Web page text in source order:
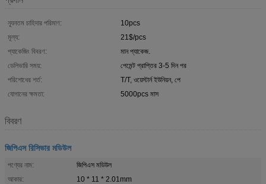
ন্যূনতম চাহিদার পরিমাণ:
10pcs
মূল্য:
21$/pcs
প্যাকেজিং বিবরণ:
মান প্যাকেজ.
ডেলিভারি সময়:
পেমেন্ট প্রাপ্তির 3-5 দিন পর
পরিশোধের শর্ত:
T/T, ওয়েস্টার্ন ইউনিয়ন, পে
যোগানের ক্ষমতা:
5000pcs মাস
বিবরণ
জিপিএস রিসিভার মডিউল
পণ্যের নাম:
জিপিএস মডিউল
আকার:
10 * 11 * 2.01mm